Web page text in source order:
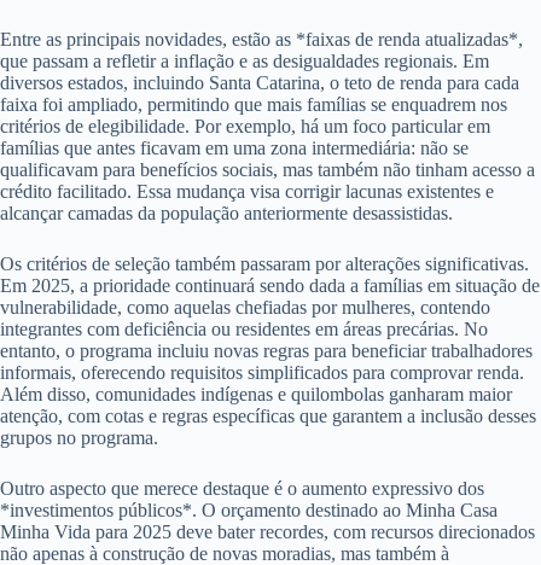
Entre as principais novidades, estão as *faixas de renda atualizadas*,
que passam a refletir a inflação e as desigualdades regionais. Em
diversos estados, incluindo Santa Catarina, o teto de renda para cada
faixa foi ampliado, permitindo que mais famílias se enquadrem nos
critérios de elegibilidade. Por exemplo, há um foco particular em
famílias que antes ficavam em uma zona intermediária: não se
qualificavam para benefícios sociais, mas também não tinham acesso a
crédito facilitado. Essa mudança visa corrigir lacunas existentes e
alcançar camadas da população anteriormente desassistidas.
Os critérios de seleção também passaram por alterações significativas.
Em 2025, a prioridade continuará sendo dada a famílias em situação de
vulnerabilidade, como aquelas chefiadas por mulheres, contendo
integrantes com deficiência ou residentes em áreas precárias. No
entanto, o programa incluiu novas regras para beneficiar trabalhadores
informais, oferecendo requisitos simplificados para comprovar renda.
Além disso, comunidades indígenas e quilombolas ganharam maior
atenção, com cotas e regras específicas que garantem a inclusão desses
grupos no programa.
Outro aspecto que merece destaque é o aumento expressivo dos
*investimentos públicos*. O orçamento destinado ao Minha Casa
Minha Vida para 2025 deve bater recordes, com recursos direcionados
não apenas à construção de novas moradias, mas também à